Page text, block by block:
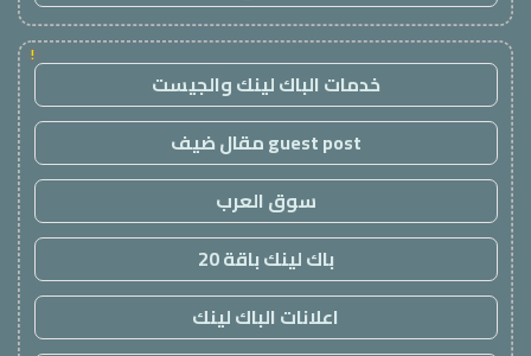
!
خدمات الباك لينك والجيست
guest post مقال ضيف
سوق العرب
باك لينك باقة 20
اعلانات الباك لينك